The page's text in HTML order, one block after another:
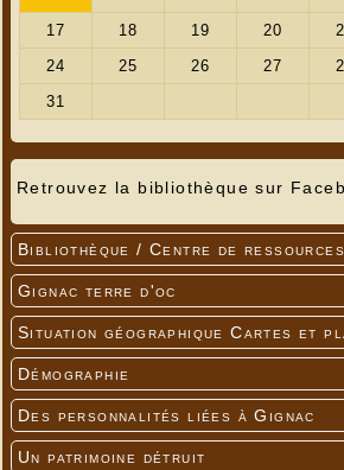
Retrouvez la bibliothèque sur
Bibliothèque / Centre de ressources
Gignac terre d'oc
Situation géographique Cartes et
Démographie
Des personnalités liées à Gignac
Un patrimoine détruit